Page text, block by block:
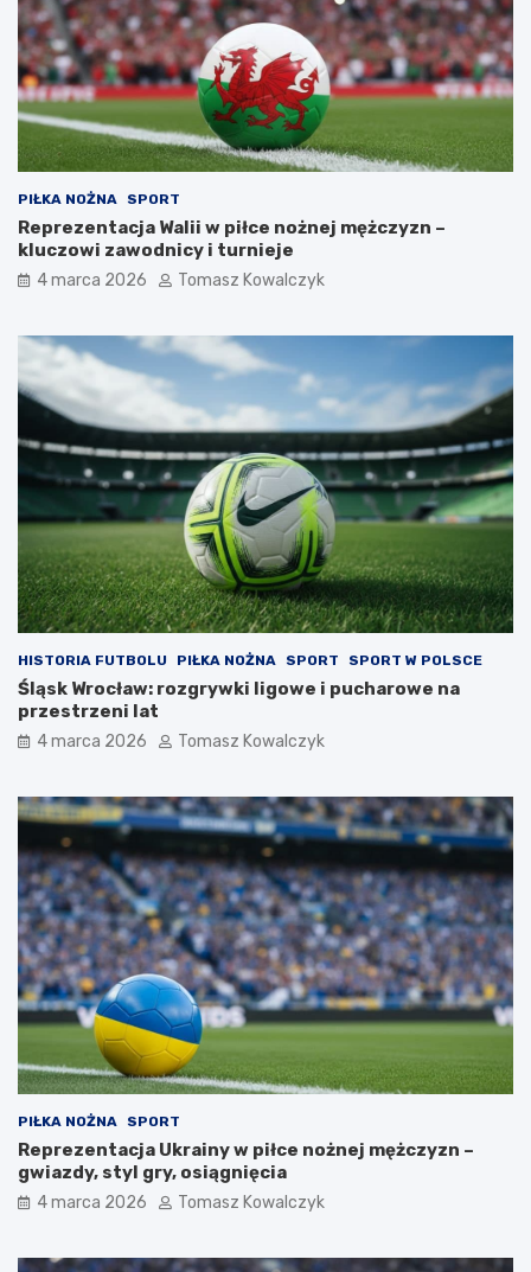
a
(
p
s
a
l
b
o
t
a
)
PIŁKA NOŻNA SPORT
Reprezentacja Walii w piłce nożnej mężczyzn –
kluczowi zawodnicy i turnieje
4 marca 2026 Tomasz Kowalczyk
HISTORIA FUTBOLU PIŁKA NOŻNA SPORT SPORT W POLSCE
Śląsk Wrocław: rozgrywki ligowe i pucharowe na
przestrzeni lat
4 marca 2026 Tomasz Kowalczyk
PIŁKA NOŻNA SPORT
Reprezentacja Ukrainy w piłce nożnej mężczyzn –
gwiazdy, styl gry, osiągnięcia
4 marca 2026 Tomasz Kowalczyk